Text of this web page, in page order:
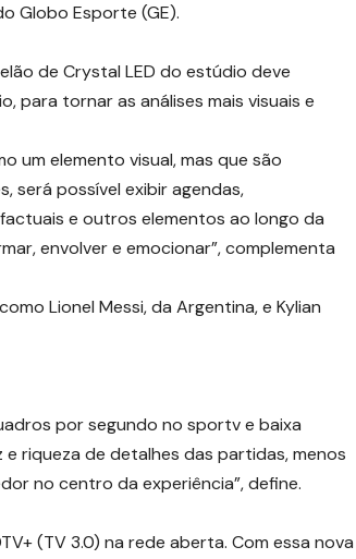
Globo Esporte (GE).
de Crystal LED do estúdio deve
tornar as análises mais visuais e
um elemento visual, mas que são
será possível exibir agendas,
e outros elementos ao longo da
envolver e emocionar”, complementa
Lionel Messi, da Argentina, e Kylian
por segundo no sportv e baixa
riqueza de detalhes das partidas, menos
no centro da experiência”, define.
(TV 3.0) na rede aberta. Com essa nova